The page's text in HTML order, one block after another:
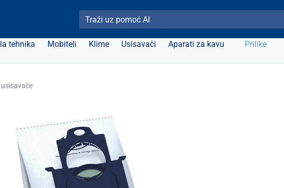
Pretraži Elipso
tehnika Mobiteli Klime Usisavači Aparati za kavu Prilike